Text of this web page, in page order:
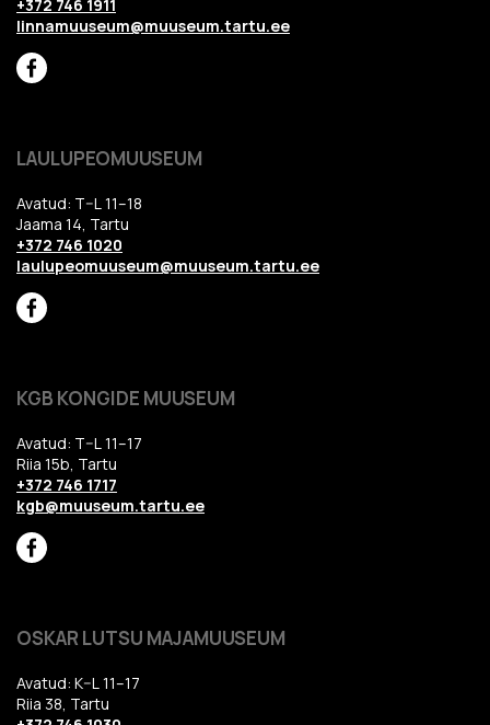
+372 746 1911
linnamuuseum@muuseum.tartu.ee
LAULUPEOMUUSEUM
Avatud: T–L 11–18
Jaama 14, Tartu
+372 746 1020
laulupeomuuseum@muuseum.tartu.ee
KGB KONGIDE MUUSEUM
Avatud: T–L 11–17
Riia 15b, Tartu
+372 746 1717
kgb@muuseum.tartu.ee
OSKAR LUTSU MAJAMUUSEUM
Avatud: K–L 11–17
Riia 38, Tartu